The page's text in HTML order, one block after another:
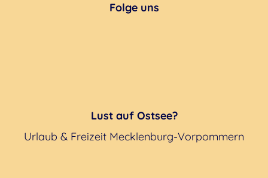
Folge uns
Lust auf Ostsee?
Urlaub & Freizeit Mecklenburg-Vorpommern